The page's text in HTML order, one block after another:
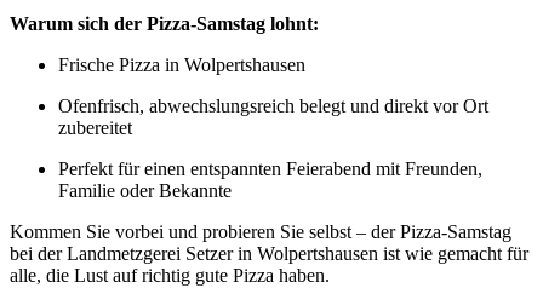
Warum sich der Pizza-Samstag lohnt:
Frische Pizza in Wolpertshausen
Ofenfrisch, abwechslungsreich belegt und direkt vor Ort
zubereitet
Perfekt für einen entspannten Feierabend mit Freunden,
Familie oder Bekannte
Kommen Sie vorbei und probieren Sie selbst – der Pizza-Samstag
bei der Landmetzgerei Setzer in Wolpertshausen ist wie gemacht für
alle, die Lust auf richtig gute Pizza haben.